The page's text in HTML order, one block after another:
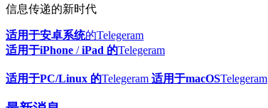
信息传递的新时代
适用于安卓系统的Telegeram
适用于iPhone /iPad 的Telegeram
适用于PC/Linux 的Telegeram 适用于macOSTelegeram